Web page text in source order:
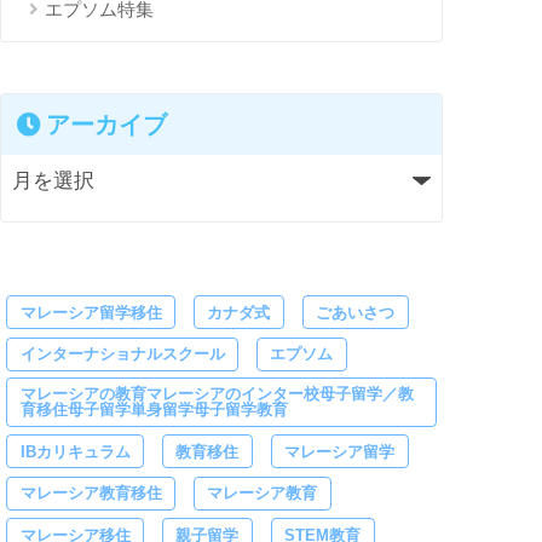
エプソム特集
アーカイブ
マレーシア留学移住 カナダ式 ごあいさつ
インターナショナルスクール エプソム
マレーシアの教育マレーシアのインター校母子留学／教
育移住母子留学単身留学母子留学教育
IBカリキュラム 教育移住 マレーシア留学
マレーシア教育移住 マレーシア教育
マレーシア移住 親子留学 STEM教育